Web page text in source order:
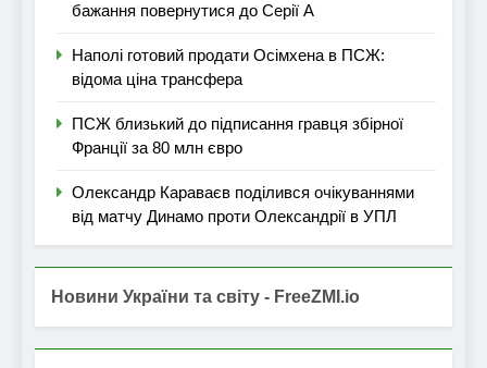
бажання повернутися до Серії А
Наполі готовий продати Осімхена в ПСЖ:
відома ціна трансфера
ПСЖ близький до підписання гравця збірної
Франції за 80 млн євро
Олександр Караваєв поділився очікуваннями
від матчу Динамо проти Олександрії в УПЛ
Новини України та світу - FreeZMI.io